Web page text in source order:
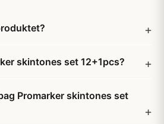
skintones set 12+1pcs?
Promarker skintones set